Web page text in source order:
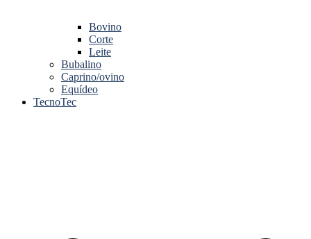
Bovino
Corte
Leite
Bubalino
Caprino/ovino
Equídeo
TecnoTec